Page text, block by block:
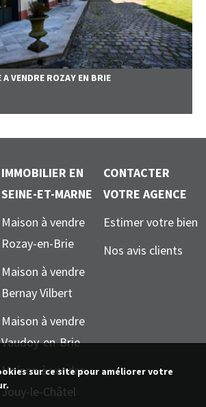
VENDRE ROZAY EN BRIE
IMMOBILIER EN
SEINE-ET-MARNE
Maison à vendre
Rozay-en-Brie
Maison à vendre
Bernay Vilbert
Maison à vendre
Vaudoy-en-Brie
Maison à vendre
Jouy-le-Châtel
CONTACTER
VOTRE AGENCE
Estimer votre bien
Nos avis clients
sur ce site pour améliorer votre